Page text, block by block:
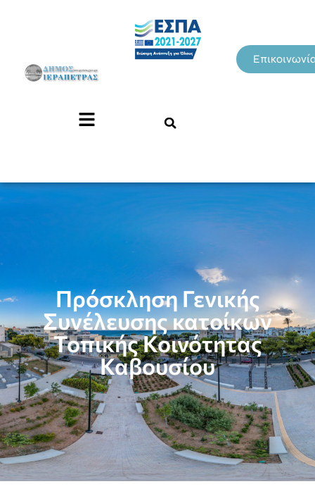
Πρόσκληση Γενικής
Συνέλευσης κατοίκων
Τοπικής Κοινότητας
Καβουσίου